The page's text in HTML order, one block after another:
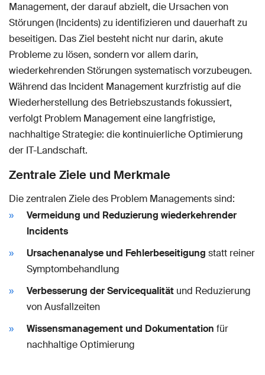
Management, der darauf abzielt, die Ursachen von
Störungen (Incidents) zu identifizieren und dauerhaft zu
beseitigen. Das Ziel besteht nicht nur darin, akute
Probleme zu lösen, sondern vor allem darin,
wiederkehrenden Störungen systematisch vorzubeugen.
Während das Incident Management kurzfristig auf die
Wiederherstellung des Betriebszustands fokussiert,
verfolgt Problem Management eine langfristige,
nachhaltige Strategie: die kontinuierliche Optimierung
der IT-Landschaft.
Zentrale Ziele und Merkmale
Die zentralen Ziele des Problem Managements sind:
Vermeidung und Reduzierung wiederkehrender
Incidents
Ursachenanalyse und Fehlerbeseitigung statt reiner
Symptombehandlung
Verbesserung der Servicequalität und Reduzierung
von Ausfallzeiten
Wissensmanagement und Dokumentation für
nachhaltige Optimierung